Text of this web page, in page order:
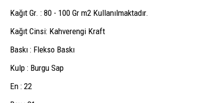
Kağıt Gr. : 80 - 100 Gr m2 Kullanılmaktadır.
Kağıt Cinsi: Kahverengi Kraft
Baskı : Flekso Baskı
Kulp : Burgu Sap
En : 22